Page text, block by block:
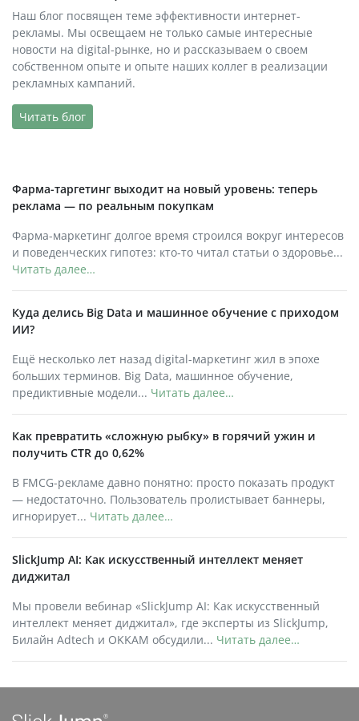
Наш блог посвящен теме эффективности интернет-
рекламы. Мы освещаем не только самые интересные
новости на digital-рынке, но и рассказываем о своем
собственном опыте и опыте наших коллег в реализации
рекламных кампаний.
Читать блог
Фарма-таргетинг выходит на новый уровень: теперь
реклама — по реальным покупкам
Фарма-маркетинг долгое время строился вокруг интересов
и поведенческих гипотез: кто-то читал статьи о здоровье...
Читать далее…
Куда делись Big Data и машинное обучение с приходом
ИИ?
Ещё несколько лет назад digital-маркетинг жил в эпохе
больших терминов. Big Data, машинное обучение,
предиктивные модели... Читать далее…
Как превратить «сложную рыбку» в горячий ужин и
получить CTR до 0,62%
В FMCG-рекламе давно понятно: просто показать продукт
— недостаточно. Пользователь пролистывает баннеры,
игнорирует... Читать далее…
SlickJump AI: Как искусственный интеллект меняет
диджитал
Мы провели вебинар «SlickJump AI: Как искусственный
интеллект меняет диджитал», где эксперты из SlickJump,
Билайн Adtech и OKKAM обсудили... Читать далее…